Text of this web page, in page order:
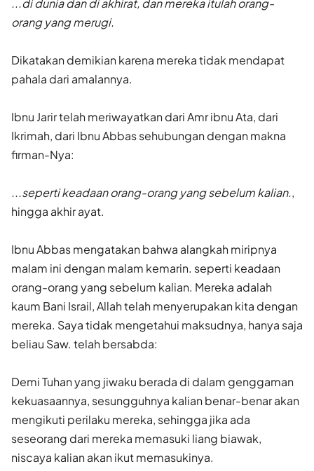
...di dunia dan di akhirat, dan mereka itulah orang-
orang yang merugi.
Dikatakan demikian karena mereka tidak mendapat
pahala dari amalan­nya.
Ibnu Jarir telah meriwayatkan dari Amr ibnu Ata, dari
Ikrimah, dari Ibnu Abbas sehubungan dengan makna
firman-Nya:
...seperti keadaan orang-orang yang sebelum kalian.,
hingga akhir ayat.
Ibnu Abbas mengatakan bahwa alangkah miripnya
malam ini dengan malam kemarin. seperti keadaan
orang-orang yang sebelum kalian. Mereka adalah
kaum Bani Israil, Allah telah menyerupakan kita dengan
mereka. Saya tidak mengetahui maksudnya, hanya saja
beliau Saw. telah bersabda:
Demi Tuhan yang jiwaku berada di dalam genggaman
kekuasaan­nya, sesungguhnya kalian benar-benar akan
mengikuti perilaku mereka, sehingga jika ada
seseorang dari mereka memasuki liang biawak,
niscaya kalian akan ikut memasukinya.